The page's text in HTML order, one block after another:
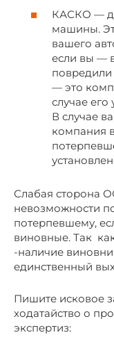
КАСКО —
машины.
вашего
если вы —
— это
случае
В случае
компания
Слабая сторона
невозможности
потерпевшему,
виновные. Так
-наличие
единственный
Пишите исковое
ходатайство о
экспертиз: